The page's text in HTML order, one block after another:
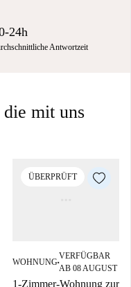
24h
Antwortzeit
mit uns
ÜBERPRÜFT
WOHNUNG■
VERFÜGBAR
AB 08 AUGUST
1-Zimmer-Wohnung zur